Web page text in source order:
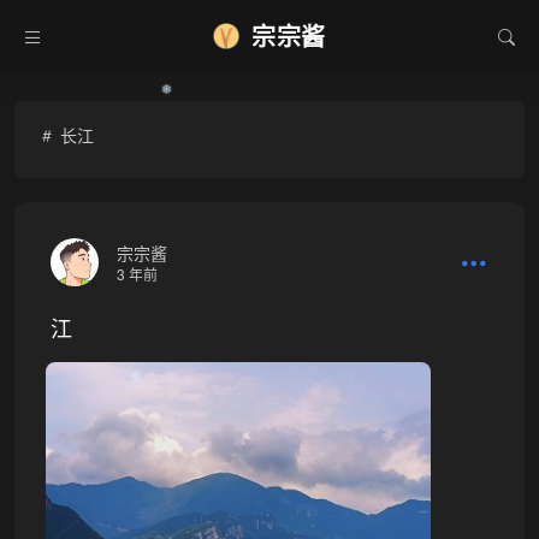
宗宗酱
长江
宗宗酱
3 年前
江